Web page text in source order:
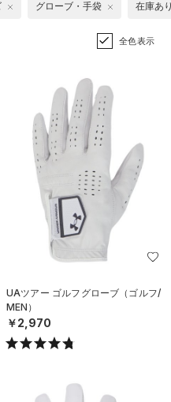
グローブ・手袋 在庫あ
全色表示
UAツアー ゴルフグローブ（ゴルフ/
MEN）
￥2,970